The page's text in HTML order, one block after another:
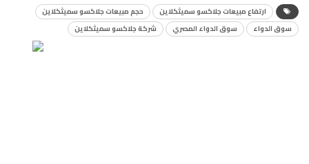
ارتفاع مبيعات جلاكسو سميثكلاين
حجم مبيعات جلاكسو سميثكلاين
سوق الدواء
سوق الدواء المصري شركة جلاكسو سميثكلاين